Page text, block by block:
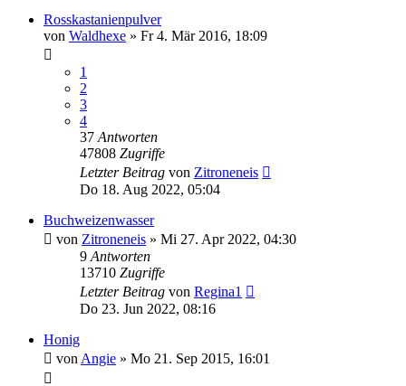
Rosskastanienpulver
von Waldhexe » Fr 4. Mär 2016, 18:09
1
2
3
4
37 Antworten
47808 Zugriffe
Letzter Beitrag von Zitroneneis
Do 18. Aug 2022, 05:04
Buchweizenwasser
von Zitroneneis » Mi 27. Apr 2022, 04:30
9 Antworten
13710 Zugriffe
Letzter Beitrag von Regina1
Do 23. Jun 2022, 08:16
Honig
von Angie » Mo 21. Sep 2015, 16:01